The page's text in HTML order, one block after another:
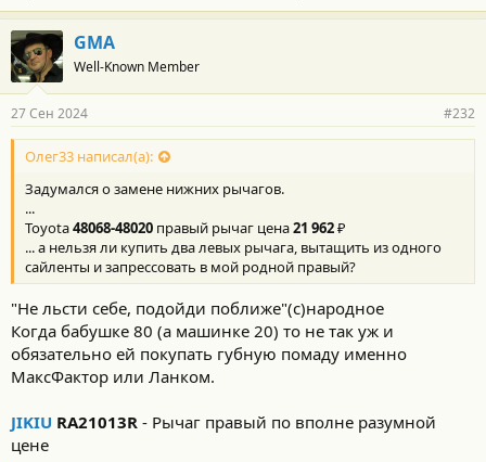
GMA
Well-Known Member
27 Сен 2024 #232
Олег33 написал(а):
Задумался о замене нижних рычагов.
...
Toyota48068-48020 правый рычаг цена21 962₽
... а нельзя ли купить два левых рычага, вытащить из одного
сайленты и запрессовать в мой родной правый?
"Не льсти себе, подойди поближе"(с)народное
Когда бабушке 80 (а машинке 20) то не так уж и
обязательно ей покупать губную помаду именно
МаксФактор или Ланком.
JIKIU RA21013R - Рычаг правый по вполне разумной
цене